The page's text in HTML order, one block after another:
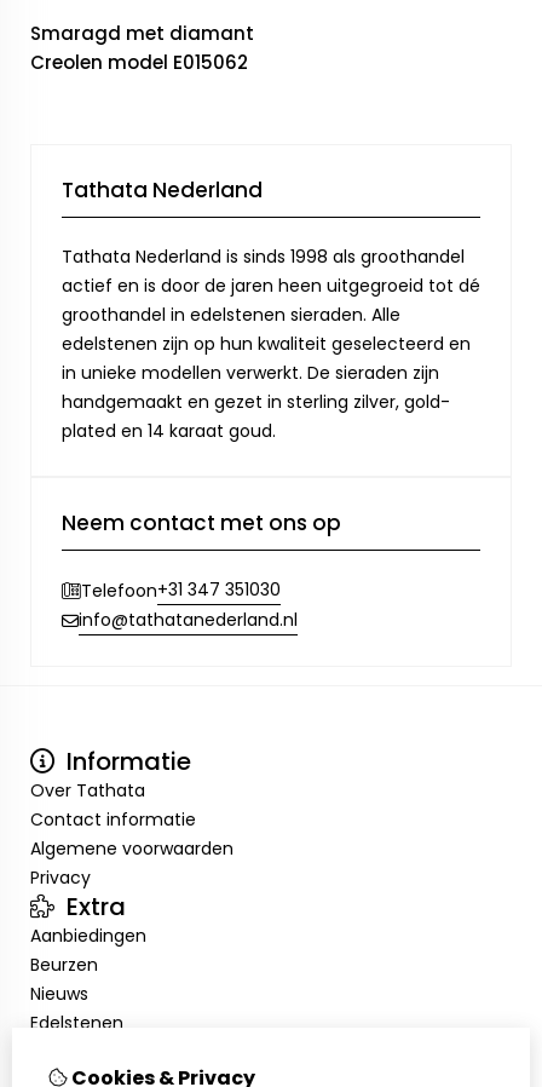
Smaragd met diamant
Creolen model E015062
Tathata Nederland
Tathata Nederland is sinds 1998 als groothandel
actief en is door de jaren heen uitgegroeid tot dé
groothandel in edelstenen sieraden. Alle
edelstenen zijn op hun kwaliteit geselecteerd en
in unieke modellen verwerkt. De sieraden zijn
handgemaakt en gezet in sterling zilver, gold-
plated en 14 karaat goud.
Neem contact met ons op
Telefoon+31 347 351030
info@tathatanederland.nl
Informatie
Over Tathata
Contact informatie
Algemene voorwaarden
Privacy
Extra
Aanbiedingen
Beurzen
Nieuws
Edelstenen
Cookies & Privacy